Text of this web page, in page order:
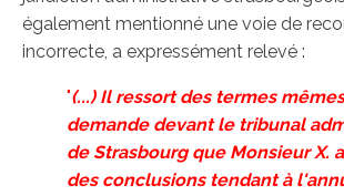
également mentionné une voie de
incorrecte, a expressément relevé :
"(...) Il ressort des termes
demande devant le tribunal
de Strasbourg que Monsieur X.
des conclusions tendant à